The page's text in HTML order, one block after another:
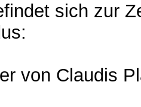
sich zur
von Claudis